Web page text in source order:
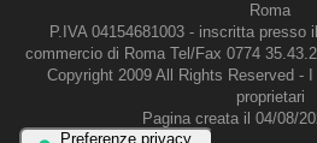
Roma
P.IVA 04154681003 - inscritta presso
commercio di Roma Tel/Fax 0774
Copyright 2009 All Rights Reserved -
proprietari
Pagina creata il 04/08/